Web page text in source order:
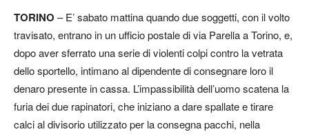
TORINO – E’ sabato mattina quando due soggetti, con il volto
travisato, entrano in un ufficio postale di via Parella a Torino, e,
dopo aver sferrato una serie di violenti colpi contro la vetrata
dello sportello, intimano al dipendente di consegnare loro il
denaro presente in cassa. L’impassibilità dell’uomo scatena la
furia dei due rapinatori, che iniziano a dare spallate e tirare
calci al divisorio utilizzato per la consegna pacchi, nella